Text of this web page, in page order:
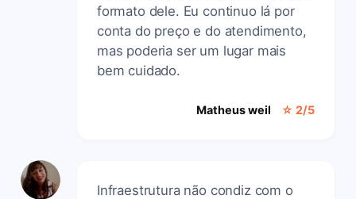
formato dele. Eu continuo lá por
conta do preço e do atendimento,
mas poderia ser um lugar mais
bem cuidado.
Matheus weil ☆ 2/5
Infraestrutura não condiz com o